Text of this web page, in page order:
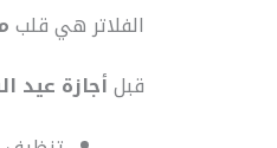
الفلاتر هي قلب
قبلأجازة عيد